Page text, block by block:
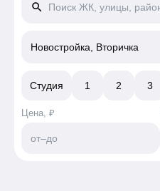
search
Новостройка, Вторичка
Студия 1 2 3
Цена, ₽
от–до